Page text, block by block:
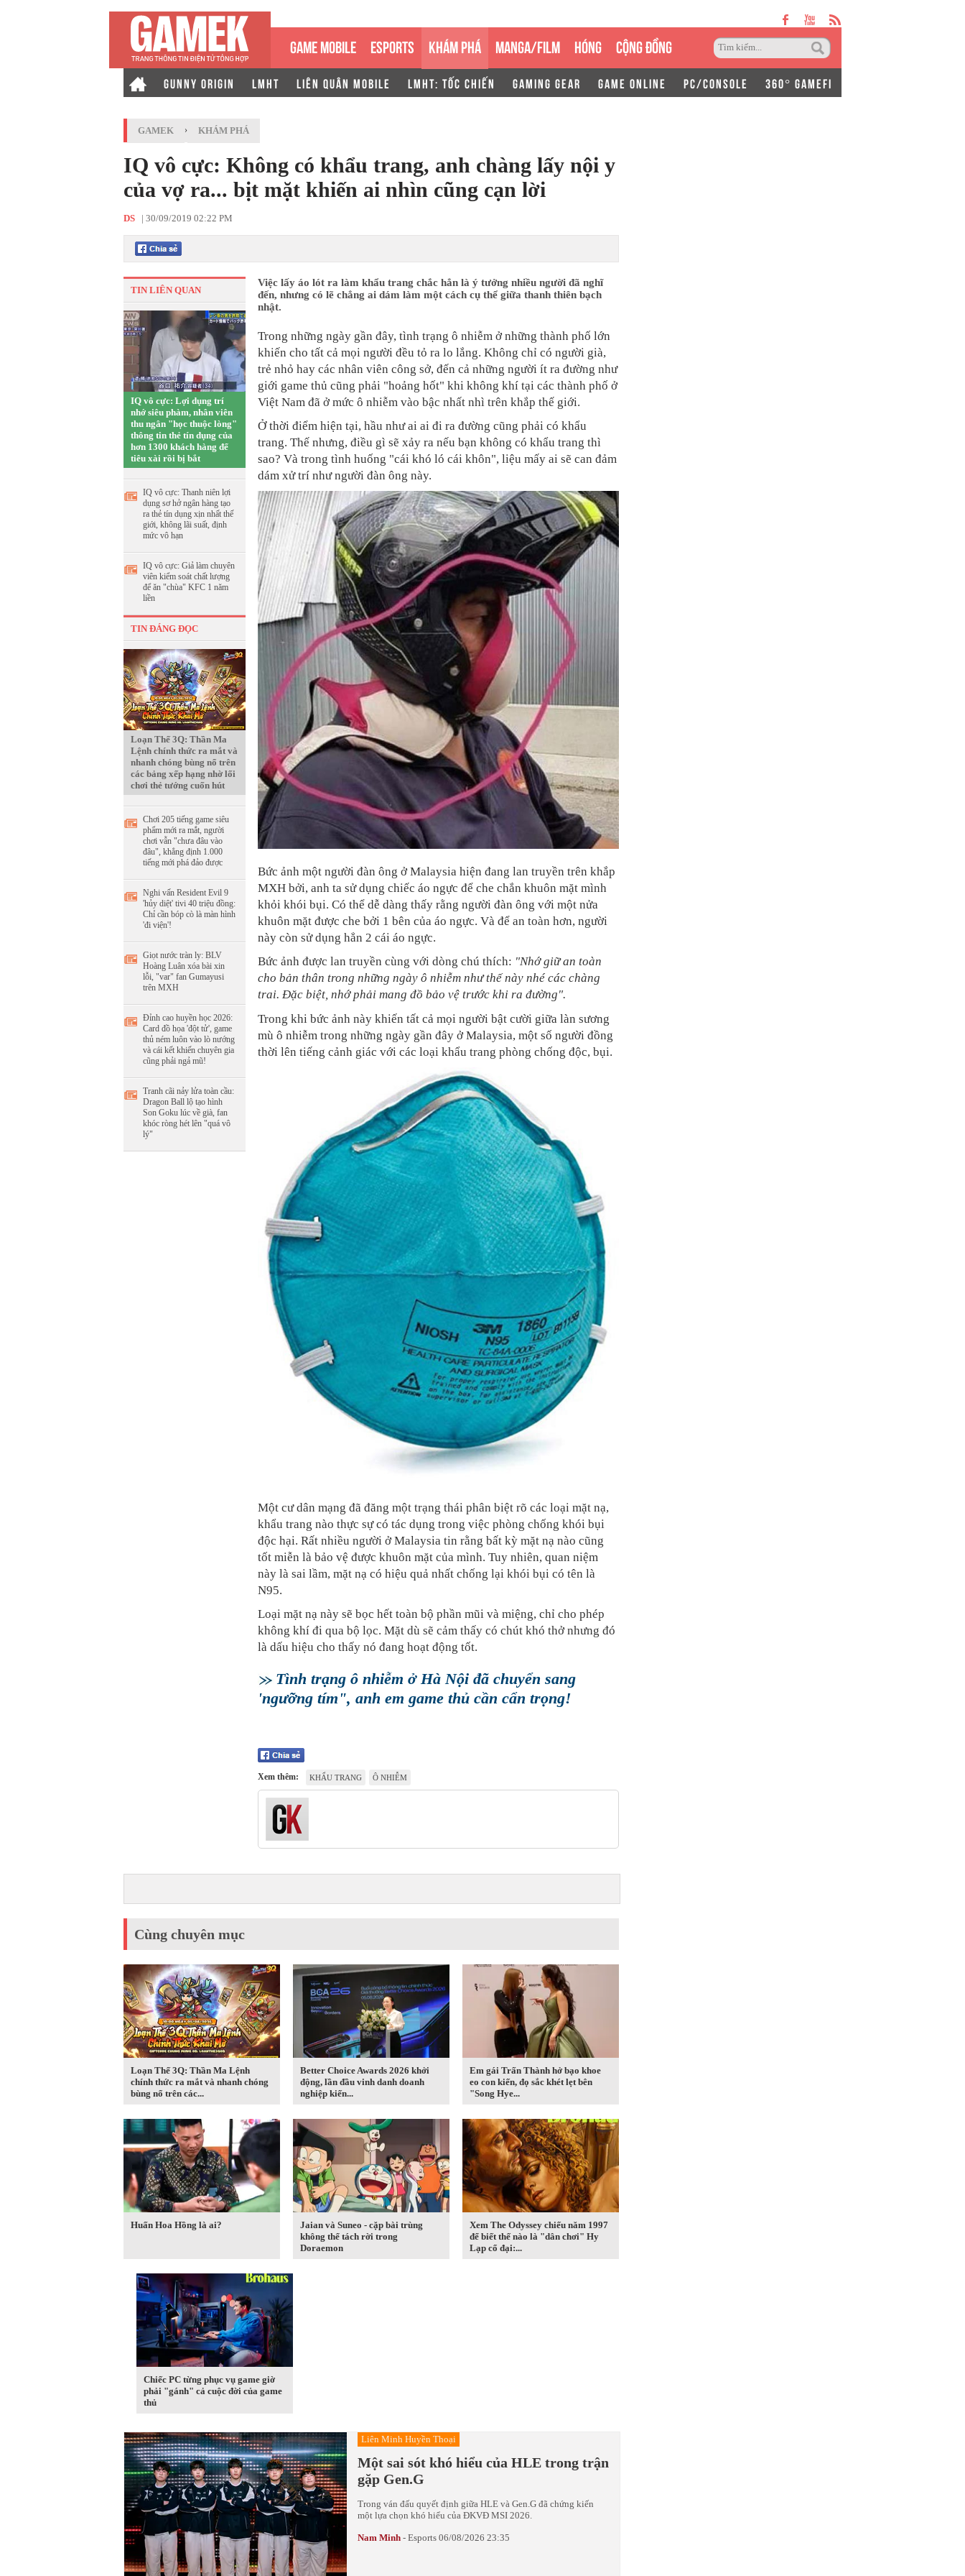
GAME MOBILE ESPORTS KHÁM PHÁ MANGA/FILM HÓNG CỘNG ĐỒNG
GUNNY ORIGIN LMHT LIÊN QUÂN MOBILE LMHT: TỐC CHIẾN GAMING GEAR GAME ONLINE PC/CONSOLE 360° GAMEFI
GAMEK › KHÁM PHÁ
IQ vô cực: Không có khẩu trang, anh chàng lấy nội y
của vợ ra... bịt mặt khiến ai nhìn cũng cạn lời
DS | 30/09/2019 02:22 PM
TIN LIÊN QUAN
IQ vô cực: Lợi dụng trí
nhớ siêu phàm, nhân viên
thu ngân "học thuộc lòng"
thông tin thẻ tín dụng của
hơn 1300 khách hàng để
tiêu xài rồi bị bắt
IQ vô cực: Thanh niên lợi
dụng sơ hở ngân hàng tạo
ra thẻ tín dụng xịn nhất thế
giới, không lãi suất, định
mức vô hạn
IQ vô cực: Giả làm chuyên
viên kiểm soát chất lượng
để ăn "chùa" KFC 1 năm
liền
TIN ĐÁNG ĐỌC
Loạn Thế 3Q: Thần Ma
Lệnh chính thức ra mắt và
nhanh chóng bùng nổ trên
các bảng xếp hạng nhờ lối
chơi thẻ tướng cuốn hút
Chơi 205 tiếng game siêu
phẩm mới ra mắt, người
chơi vẫn "chưa đâu vào
đâu", khẳng định 1.000
tiếng mới phá đảo được
Nghi vấn Resident Evil 9
'hủy diệt' tivi 40 triệu đồng:
Chỉ cần bóp cò là màn hình
'đi viện'!
Giọt nước tràn ly: BLV
Hoàng Luân xóa bài xin
lỗi, "var" fan Gumayusi
trên MXH
Đỉnh cao huyền học 2026:
Card đồ họa 'đột tử', game
thủ ném luôn vào lò nướng
và cái kết khiến chuyên gia
cũng phải ngả mũ!
Tranh cãi nảy lửa toàn cầu:
Dragon Ball lộ tạo hình
Son Goku lúc về già, fan
khóc ròng hét lên "quá vô
lý"
Việc lấy áo lót ra làm khẩu trang chắc hẳn là ý tưởng nhiều người đã nghĩ
đến, nhưng có lẽ chẳng ai dám làm một cách cụ thể giữa thanh thiên bạch
nhật.
Trong những ngày gần đây, tình trạng ô nhiễm ở những thành phố lớn
khiến cho tất cả mọi người đều tỏ ra lo lắng. Không chỉ có người già,
trẻ nhỏ hay các nhân viên công sở, đến cả những người ít ra đường như
giới game thủ cũng phải "hoảng hốt" khi không khí tại các thành phố ở
Việt Nam đã ở mức ô nhiễm vào bậc nhất nhì trên khắp thế giới.
Ở thời điểm hiện tại, hầu như ai ai đi ra đường cũng phải có khẩu
trang. Thế nhưng, điều gì sẽ xảy ra nếu bạn không có khẩu trang thì
sao? Và trong tình huống "cái khó ló cái khôn", liệu mấy ai sẽ can đảm
dám xử trí như người đàn ông này.
Bức ảnh một người đàn ông ở Malaysia hiện đang lan truyền trên khắp
MXH bởi, anh ta sử dụng chiếc áo ngực để che chắn khuôn mặt mình
khỏi khói bụi. Có thể dễ dàng thấy rằng người đàn ông với một nửa
khuôn mặt được che bởi 1 bên của áo ngực. Và để an toàn hơn, người
này còn sử dụng hẳn 2 cái áo ngực.
Bức ảnh được lan truyền cùng với dòng chú thích: "Nhớ giữ an toàn
cho bản thân trong những ngày ô nhiễm như thế này nhé các chàng
trai. Đặc biệt, nhớ phải mang đồ bảo vệ trước khi ra đường".
Trong khi bức ảnh này khiến tất cả mọi người bật cười giữa làn sương
mù ô nhiễm trong những ngày gần đây ở Malaysia, một số người đồng
thời lên tiếng cảnh giác với các loại khẩu trang phòng chống độc, bụi.
Một cư dân mạng đã đăng một trạng thái phân biệt rõ các loại mặt nạ,
khẩu trang nào thực sự có tác dụng trong việc phòng chống khói bụi
độc hại. Rất nhiều người ở Malaysia tin rằng bất kỳ mặt nạ nào cũng
tốt miễn là bảo vệ được khuôn mặt của mình. Tuy nhiên, quan niệm
này là sai lầm, mặt nạ có hiệu quả nhất chống lại khói bụi có tên là
N95.
Loại mặt nạ này sẽ bọc hết toàn bộ phần mũi và miệng, chỉ cho phép
không khí đi qua bộ lọc. Mặt dù sẽ cảm thấy có chút khó thở nhưng đó
là dấu hiệu cho thấy nó đang hoạt động tốt.
Tình trạng ô nhiễm ở Hà Nội đã chuyển sang
'ngưỡng tím", anh em game thủ cần cẩn trọng!
Xem thêm: KHẨU TRANG Ô NHIỄM
Cùng chuyên mục
Loạn Thế 3Q: Thần Ma Lệnh
chính thức ra mắt và nhanh chóng
bùng nổ trên các...
Better Choice Awards 2026 khởi
động, lần đầu vinh danh doanh
nghiệp kiến...
Em gái Trấn Thành hở bạo khoe
eo con kiến, đọ sắc khét lẹt bên
"Song Hye...
Huấn Hoa Hồng là ai?
Jaian và Suneo - cặp bài trùng
không thể tách rời trong
Doraemon
Xem The Odyssey chiếu năm 1997
để biết thế nào là "dân chơi" Hy
Lạp cổ đại:...
Chiếc PC từng phục vụ game giờ
phải "gánh" cả cuộc đời của game
thủ
Liên Minh Huyền Thoại
Một sai sót khó hiểu của HLE trong trận
gặp Gen.G
Trong ván đấu quyết định giữa HLE và Gen.G đã chứng kiến
một lựa chọn khó hiểu của ĐKVĐ MSI 2026.
Nam Minh - Esports 06/08/2026 23:35